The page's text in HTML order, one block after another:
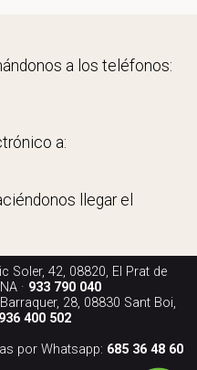
a los teléfonos:
a:
llegar el
Soler, 42, 08820, El Prat de
· 933 790 040
28, 08830 Sant Boi,
936 400 502
por Whatsapp: 685 36 48 60